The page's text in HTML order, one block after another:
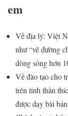
em
Về địa lý: Việt
như “vẽ đường
dòng sông hơn
Về đào tạo cho
trên tinh thần
được dạy bài